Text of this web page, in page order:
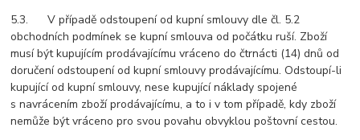
5.3. V případě odstoupení od kupní smlouvy dle čl. 5.2
obchodních podmínek se kupní smlouva od počátku ruší. Zboží
musí být kupujícím prodávajícímu vráceno do čtrnácti (14) dnů od
doručení odstoupení od kupní smlouvy prodávajícímu. Odstoupí-li
kupující od kupní smlouvy, nese kupující náklady spojené
s navrácením zboží prodávajícímu, a to i v tom případě, kdy zboží
nemůže být vráceno pro svou povahu obvyklou poštovní cestou.